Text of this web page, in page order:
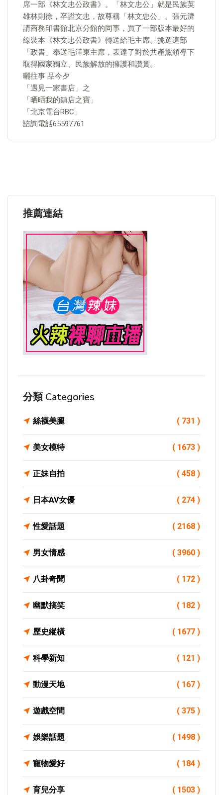
席一部《林文忠公政書》。「林文忠公」就是民族英
雄林則徐，卒謚文忠，故尊稱「林文忠公」。張元濟
請商務印書館北京分館的同事，買了一部版本最好的
線裝本《林文忠公政書》轉送給毛主席。挑選這部
「政書」奉送毛澤東主席，表達了對於共產黨領導下
取得國家獨立、民族解放的擁護和讚賞。
曬往事 品今夕
「遇見一家書店」之
「晒晒我的鎮店之寶」
「北京電台RBC」
諮詢電話65597761
推薦連結
分類 Categories
絲襪美腿 ( 731 )
美女模特 ( 1673 )
正妹自拍 ( 458 )
日本AV女優 ( 274 )
性愛話題 ( 2168 )
男女情感 ( 3960 )
八卦奇聞 ( 172 )
幽默搞笑 ( 182 )
歷史縱橫 ( 1677 )
科學新知 ( 121 )
動漫天地 ( 167 )
遊戲空間 ( 375 )
娛樂話題 ( 1498 )
寵物愛好 ( 184 )
育兒分享 ( 1503 )